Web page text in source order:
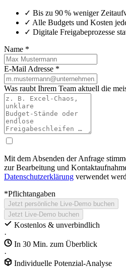
✓ Bis zu 90 % weniger
✓ Alle Budgets und Kosten
✓ Digitale Freigabeprozesse
Name *
E-Mail Adresse *
Was raubt Ihrem Team aktuell die
Mit dem Absenden der Anfrage
zur Bearbeitung und
Datenschutzerklärung verwendet
*Pflichtangaben
Jetzt persönliche Live‑Demo buchen
Jetzt Live‑Demo buchen
Kostenlos & unverbindlich
·
In 30 Min. zum Überblick
·
Individuelle Potenzial-Analyse